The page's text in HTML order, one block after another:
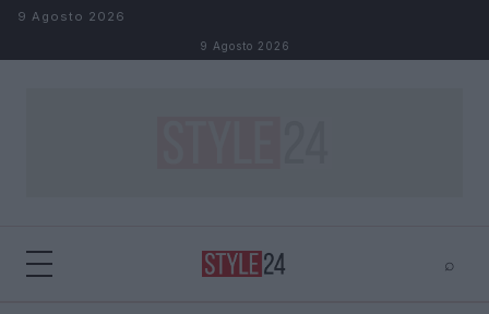
Salta al contenuto
9 Agosto 2026
9 Agosto 2026
⌕